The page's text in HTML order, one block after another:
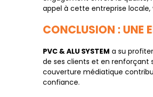
appel à cette entreprise
CONCLUSION : UNE
PVC & ALU SYSTEM a su
de ses clients et en renforçant
couverture médiatique
confiance.